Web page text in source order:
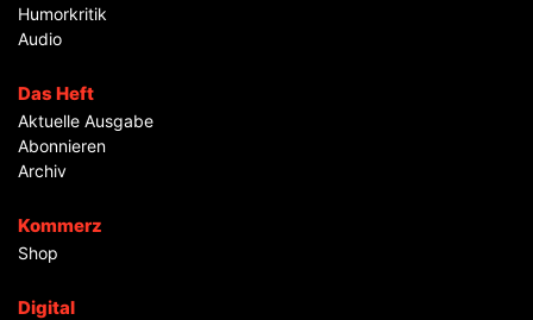
Humorkritik
Audio
Das Heft
Aktuelle Ausgabe
Abonnieren
Archiv
Kommerz
Shop
Digital